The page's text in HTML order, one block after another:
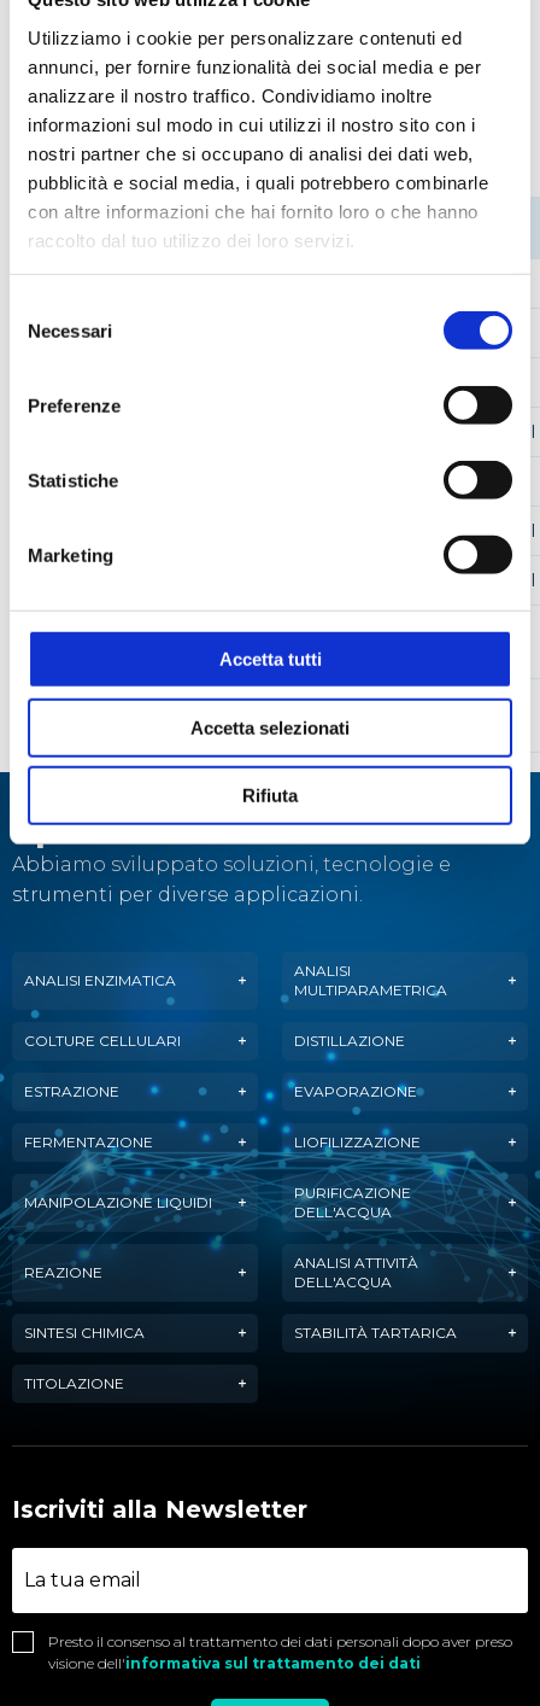
Utilizziamo i cookie per personalizzare contenuti ed
annunci, per fornire funzionalità dei social media e per
analizzare il nostro traffico. Condividiamo inoltre
informazioni sul modo in cui utilizzi il nostro sito con i
nostri partner che si occupano di analisi dei dati web,
pubblicità e social media, i quali potrebbero combinarle
con altre informazioni che hai fornito loro o che hanno
raccolto dal tuo utilizzo dei loro servizi.
delNecessari
Preferenze
Statistiche
Marketing
Accetta tutti
Accetta selezionati
Rifiuta
Analisi delle acque
Codici prodotto
CODICE
STEROGLASS
CODICE
FORNITORE
SMIM076292 CARRELLO
CARRELLO
LAVAMATRACCI
SMIK053610 LAVAPIPETTE
LAVAMATRACCI
LAVAMATRACCI
ACIDGLASS
C2
DETERGLC2
DETERLIQ
C2
Specialisti in:
Abbiamo sviluppato soluzioni, tecnologie e
strumenti per diverse applicazioni.
ANALISI ENZIMATICA
ANALISI
MULTIPARAMETRICA
COLTURE CELLULARI DISTILLAZIONE
ESTRAZIONE EVAPORAZIONE
FERMENTAZIONE LIOFILIZZAZIONE
MANIPOLAZIONE LIQUIDI
PURIFICAZIONE
DELL'ACQUA
REAZIONE
ANALISI ATTIVITÀ
DELL'ACQUA
SINTESI CHIMICA STABILITÀ TARTARICA
TITOLAZIONE
Iscriviti alla Newsletter
Presto il consenso al trattamento dei dati personali dopo aver preso
visione dell'informativa sul trattamento dei dati